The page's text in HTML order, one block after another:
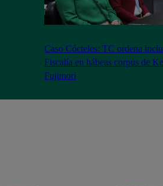
Caso Cócteles: TC ordena
Fiscalía en hábeas corpus de
Fujimori